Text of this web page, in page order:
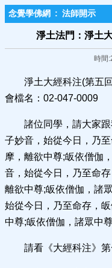
念覺學佛網 : 法師開示
淨土法門：淨土
時間
淨土大經科注(第五
會檔名：02-047-0009
諸位同學，請大家
子妙音，始從今日，乃
摩，離欲中尊;皈依僧伽
音，始從今日，乃至命
離欲中尊;皈依僧伽，諸
始從今日，乃至命存，
中尊;皈依僧伽，諸眾中尊
請看《大經科注》